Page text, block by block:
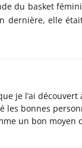
du basket
dernière, elle
je l’ai
les bonnes
un bon